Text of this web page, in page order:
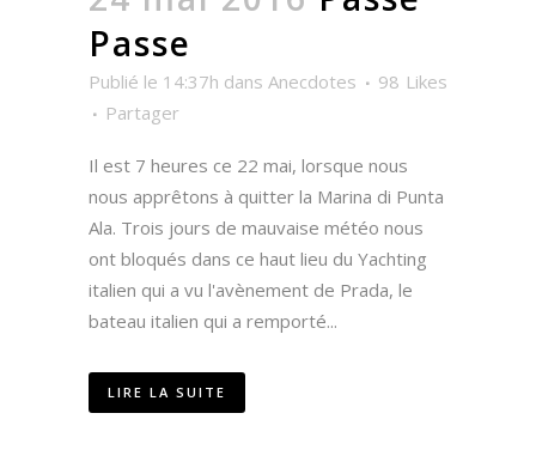
Passe
Publié le 14:37h dans Anecdotes 98 Likes
Partager
Il est 7 heures ce 22 mai, lorsque nous
nous apprêtons à quitter la Marina di Punta
Ala. Trois jours de mauvaise météo nous
ont bloqués dans ce haut lieu du Yachting
italien qui a vu l'avènement de Prada, le
bateau italien qui a remporté...
LIRE LA SUITE